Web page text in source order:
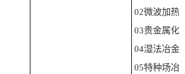
02微波加热
03贵金属化
04湿法冶金
05特种场冶